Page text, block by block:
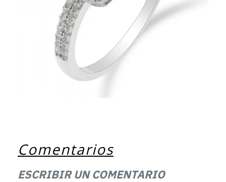
Comentarios
ESCRIBIR UN COMENTARIO